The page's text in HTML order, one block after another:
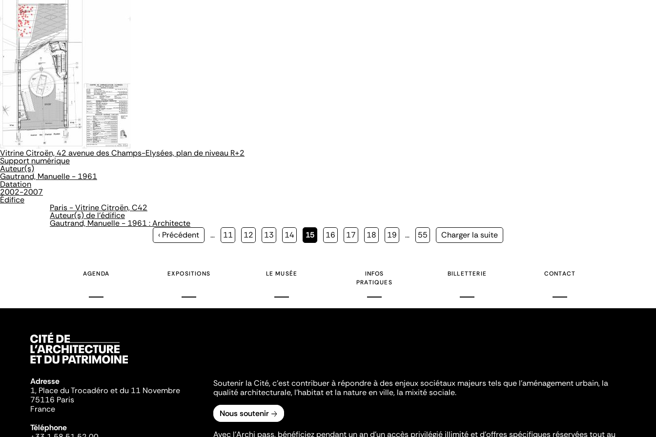
Vitrine Citroën, 42 avenue des Champs-Elysées, plan de niveau R+2
Support numérique
Auteur(s)
Gautrand, Manuelle - 1961
Datation
2002-2007
Édifice
Paris - Vitrine Citroën, C42
Auteur(s) de l'édifice
Gautrand, Manuelle - 1961 : Architecte
Page
‹ Précédent … Page
11 Page
12 Page
13 Page
14
Page
15 Page
16 Page
17 Page
18 Page
19 … Page
55
Page
Charger la suite
AGENDA EXPOSITIONS LE MUSÉE
INFOS
PRATIQUES
BILLETTERIE CONTACT
Adresse
1, Place du Trocadéro et du 11 Novembre
75116 Paris
France
Téléphone
Soutenir la Cité, c'est contribuer à répondre à des enjeux sociétaux majeurs tels que l'aménagement urbain, la
qualité architecturale, l'habitat et la nature en ville, la mixité sociale.
Nous soutenir
Avec l’Archi pass, bénéficiez pendant un an d’un accès privilégié illimité et d’offres spécifiques réservées tout au